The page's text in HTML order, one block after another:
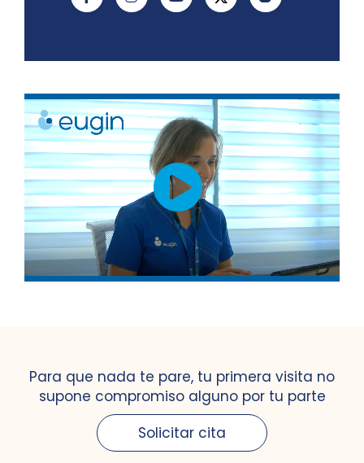
Para que nada te pare, tu primera visita no
supone compromiso alguno por tu parte
Solicitar cita